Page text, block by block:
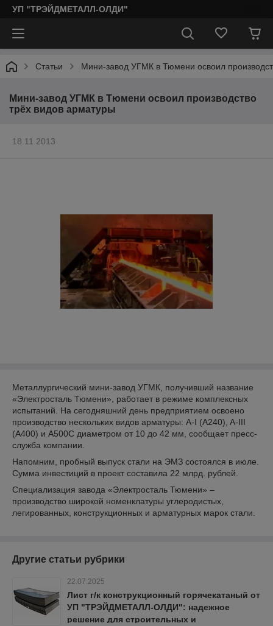
УП "ТРЭЙДМЕТАЛЛ-ОЛДИ"
Статьи Мини-завод УГМК в Тюмени освоил
Мини-завод УГМК в Тюмени освоил производство
трёх видов арматуры
18.11.2013
Металлургический мини-завод УГМК, получивший название
«Электросталь Тюмени», работает в режиме комплексных
испытаний. На сегодняшний день предприятием освоено
производство нескольких видов арматуры: А-I (A240), A-III
(A400) и А500С диаметром от 10 до 42 мм, сообщает пресс-
служба компании.
Напомним, пробный выпуск стали на ЭМЗ состоялся в июле.
Сумма инвестиций в проект составила 22 млрд. рублей.
Специализация завода «Электросталь Тюмени» –
производство широкой номенклатуры углеродистых,
легированных, конструкционных и арматурных марок стали.
Другие статьи рубрики
22.07.2025
Лист г/к конструкционный горячекатаный от
УП "ТРЭЙДМЕТАЛЛ-ОЛДИ": надежное
решение для строительных и